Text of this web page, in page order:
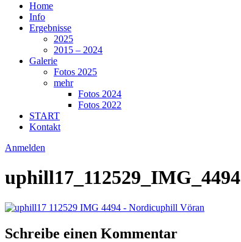
Home
Info
Ergebnisse
2025
2015 – 2024
Galerie
Fotos 2025
mehr
Fotos 2024
Fotos 2022
START
Kontakt
Anmelden
uphill17_112529_IMG_4494
Schreibe einen Kommentar